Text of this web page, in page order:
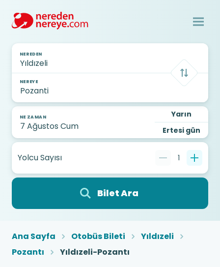
NEREDEN
NEREYE
NE ZAMAN
Yarın
Ertesi gün
Yolcu Sayısı 1
Bilet Ara
Ana Sayfa Otobüs Bileti
Yıldızeli
Pozantı
Yıldızeli-Pozantı